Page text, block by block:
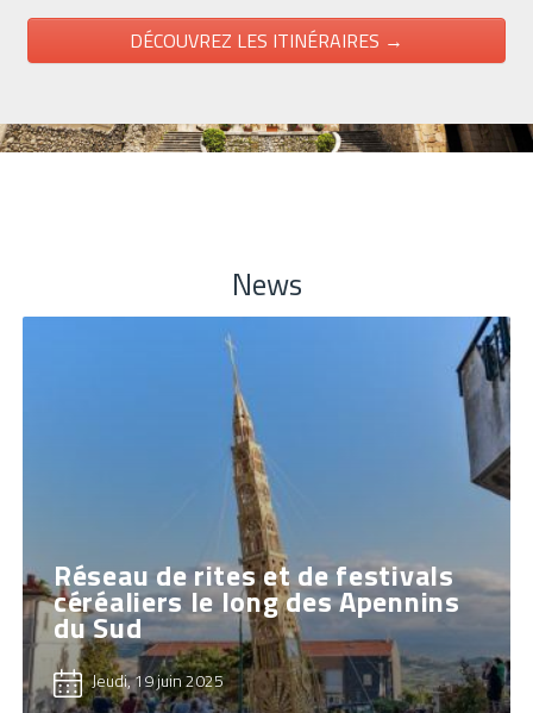
DÉCOUVREZ LES ITINÉRAIRES →
News
Réseau de rites et de festivals
céréaliers le long des Apennins
du Sud
Jeudi, 19 juin 2025